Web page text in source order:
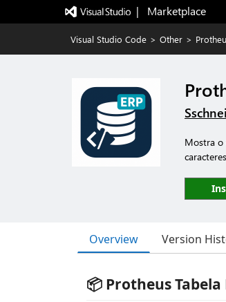
|   Marketplace
Visual Studio Code > Other >
Mostra o
Overview Version
📦 Protheus